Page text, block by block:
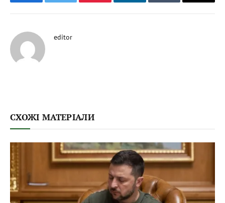
FacebookTwitter Pinterest LinkedInTumblr Email
editor
СХОЖІ МАТЕРІАЛИ